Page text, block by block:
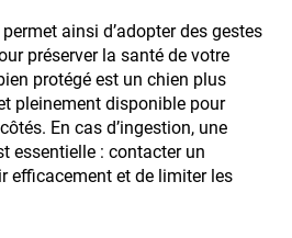
ainsi d’adopter des gestes
préserver la santé de votre
protégé est un chien plus
pleinement disponible pour
En cas d’ingestion, une
essentielle : contacter un
efficacement et de limiter les